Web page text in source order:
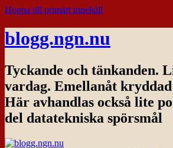
Hoppa till primärt innehåll
blogg.ngn.nu
Tyckande och tänkanden.
vardag. Emellanåt
Här avhandlas också lite
del datatekniska spörsmål